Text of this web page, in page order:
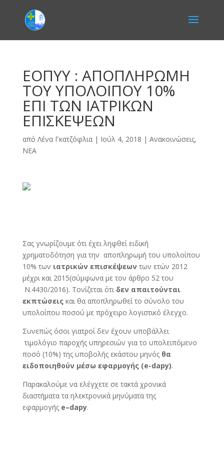
ΕΟΠΥΥ : ΑΠΟΠΛΗΡΩΜΗ
ΤΟΥ ΥΠΟΛΟΙΠΟΥ 10%
ΕΠΙ ΤΩΝ ΙΑΤΡΙΚΩΝ
ΕΠΙΣΚΕΨΕΩΝ
από Λένα Γκατζόφλια| Ιούλ 4, 2018 | Ανακοινώσεις,
ΝΕΑ
Σας γνωρίζουμε ότι έχει ληφθεί ειδική
χρηματοδότηση για την αποπληρωμή του υπολοίπου
10% των ιατρικών επισκέψεων των ετών 2012
μέχρι και 2015(σύμφωνα με τον άρθρο 52 του
Ν.4430/2016). Τονίζεται ότι δεν απαιτούνται
εκπτώσειςκαι θα αποπληρωθεί το σύνολο του
υπολοίπου ποσού με πρόχειρο λογιστικό έλεγχο.
Συνεπώς όσοι γιατροί δεν έχουν υποβάλλει
τιμολόγιο παροχής υπηρεσιών για το υπολειπόμενο
ποσό (10%) της υποβολής εκάστου μηνός θα
ειδοποιηθούν μέσω εφαρμογής (e-dapy).
Παρακαλούμε να ελέγχετε σε τακτά χρονικά
διαστήματα τα ηλεκτρονικά μηνύματα της
εφαρμογής e–dapy.